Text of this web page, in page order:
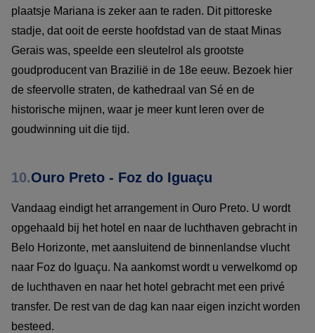
plaatsje Mariana is zeker aan te raden. Dit pittoreske
stadje, dat ooit de eerste hoofdstad van de staat Minas
Gerais was, speelde een sleutelrol als grootste
goudproducent van Brazilië in de 18e eeuw. Bezoek hier
de sfeervolle straten, de kathedraal van Sé en de
historische mijnen, waar je meer kunt leren over de
goudwinning uit die tijd.
10.Ouro Preto - Foz do Iguaçu
Vandaag eindigt het arrangement in Ouro Preto. U wordt
opgehaald bij het hotel en naar de luchthaven gebracht in
Belo Horizonte, met aansluitend de binnenlandse vlucht
naar Foz do Iguaçu. Na aankomst wordt u verwelkomd op
de luchthaven en naar het hotel gebracht met een privé
transfer. De rest van de dag kan naar eigen inzicht worden
besteed.